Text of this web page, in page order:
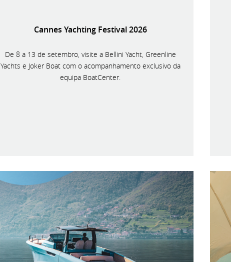
Cannes Yachting Festival 2026
De 8 a 13 de setembro, visite a Bellini Yacht, Greenline
Yachts e Joker Boat com o acompanhamento exclusivo da
equipa BoatCenter.